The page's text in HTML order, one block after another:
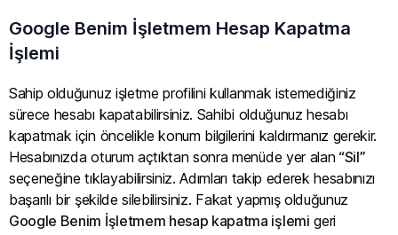
Google Benim İşletmem Hesap Kapatma
İşlemi
Sahip olduğunuz işletme profilini kullanmak istemediğiniz
sürece hesabı kapatabilirsiniz. Sahibi olduğunuz hesabı
kapatmak için öncelikle konum bilgilerini kaldırmanız gerekir.
Hesabınızda oturum açtıktan sonra menüde yer alan “Sil”
seçeneğine tıklayabilirsiniz. Adımları takip ederek hesabınızı
başarılı bir şekilde silebilirsiniz. Fakat yapmış olduğunuz
Google Benim İşletmem hesap kapatma işlemi geri